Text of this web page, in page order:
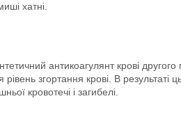
хатні.
антикоагулянт крові
згортання крові. В результаті
кровотечі і загибелі.